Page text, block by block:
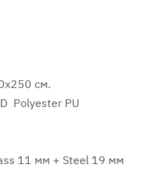
см.
Polyester PU
11 мм + Steel 19 мм